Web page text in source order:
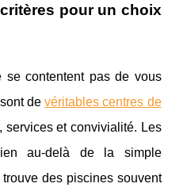
pour un choix
contentent pas de vous
devéritables centres de
services et convivialité. Les
au-delà de la simple
des piscines souvent